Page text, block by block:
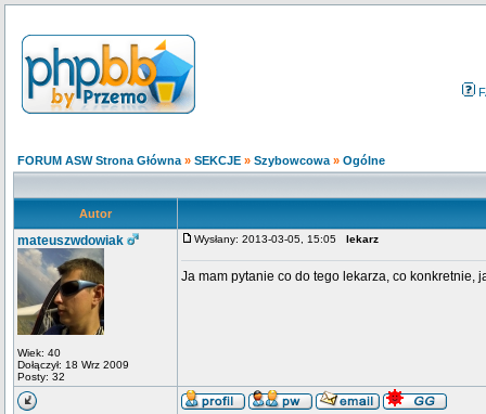
FORUM ASW Strona Główna » SEKCJE » Szybowcowa » Ogólne
Autor
mateuszwdowiak
Wiek: 40
Dołączył: 18 Wrz 2009
Posty: 32
Wysłany: 2013-03-05, 15:05 lekarz
Ja mam pytanie co do tego lekarza, co konkretnie,